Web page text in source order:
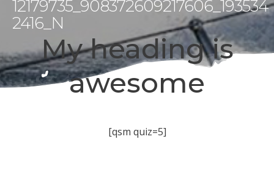
12179735_908372609217606_193534
2416_N
My heading is
awesome
[qsm quiz=5]